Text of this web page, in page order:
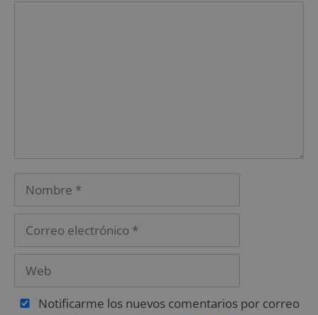
Notificarme los nuevos comentarios por correo